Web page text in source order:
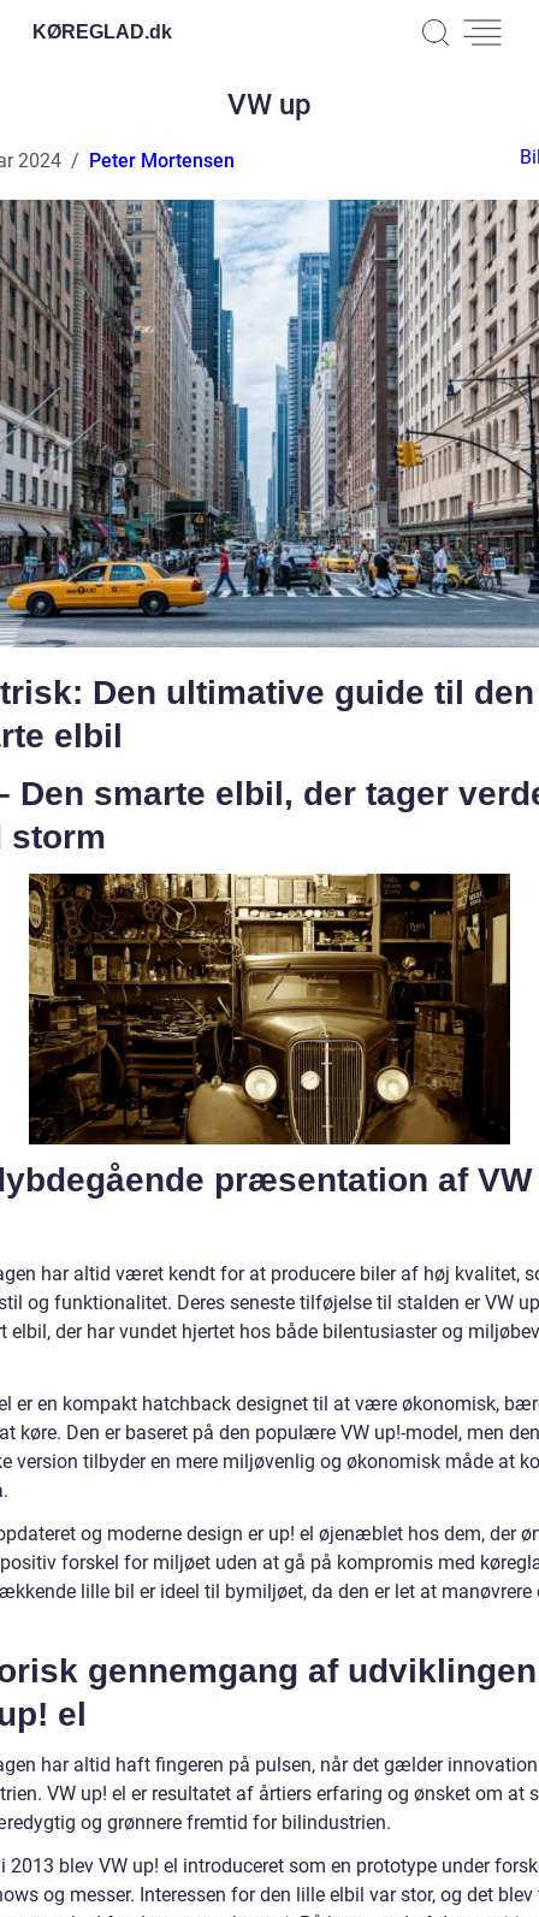
KØREGLAD.dk
VW up
2024 Peter Mortensen
Den ultimative guide til den
elbil
Den smarte elbil, der tager
storm
præsentation af
har altid været kendt for at producere biler af høj kvalitet,
og funktionalitet. Deres seneste tilføjelse til stalden er VW
elbil, der har vundet hjertet hos både bilentusiaster og
er en kompakt hatchback designet til at være økonomisk,
køre. Den er baseret på den populære VW up!-model, men den
version tilbyder en mere miljøvenlig og økonomisk måde at
og moderne design er up! el øjenæblet hos dem, der
forskel for miljøet uden at gå på kompromis med
lille bil er ideel til bymiljøet, da den er let at manøvrere
gennemgang af
el
har altid haft fingeren på pulsen, når det gælder
VW up! el er resultatet af årtiers erfaring og ønsket om at
og grønnere fremtid for bilindustrien.
2013 blev VW up! el introduceret som en prototype under
og messer. Interessen for den lille elbil var stor, og det blev